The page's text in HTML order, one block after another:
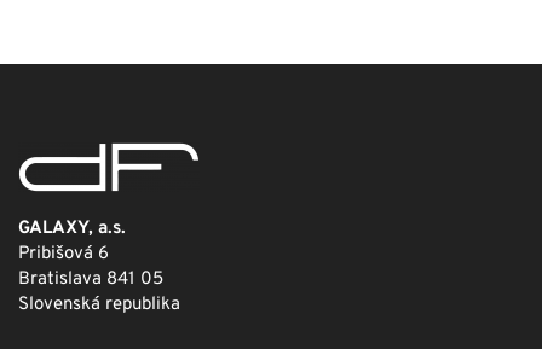
GALAXY, a.s.
Pribišová 6
Bratislava 841 05
Slovenská republika